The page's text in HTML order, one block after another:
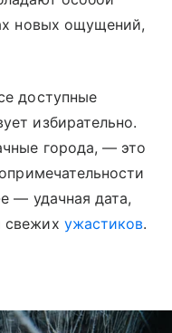
новых ощущений,
доступные
избирательно.
города, — это
— удачная дата,
свежих ужастиков.